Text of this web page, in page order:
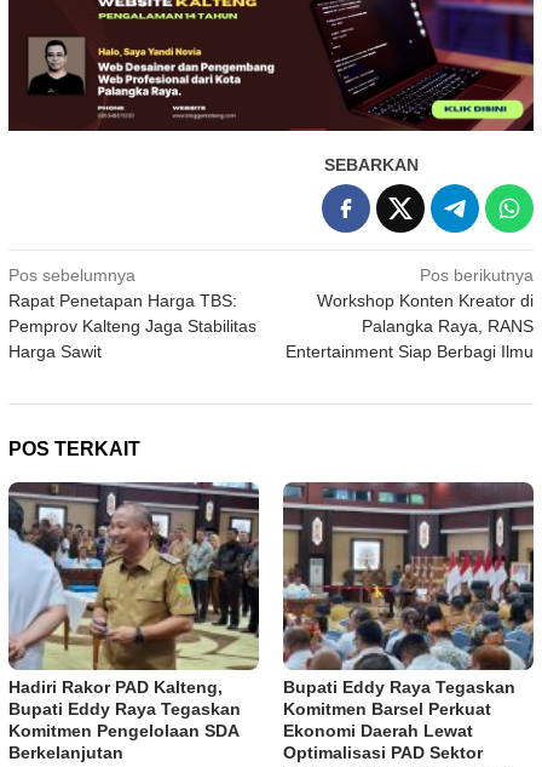
SEBARKAN
Navigasi
pos
Pos sebelumnya
Rapat Penetapan Harga TBS:
Pemprov Kalteng Jaga Stabilitas
Harga Sawit
Pos berikutnya
Workshop Konten Kreator di
Palangka Raya, RANS
Entertainment Siap Berbagi Ilmu
POS TERKAIT
Hadiri Rakor PAD Kalteng,
Bupati Eddy Raya Tegaskan
Komitmen Pengelolaan SDA
Berkelanjutan
Bupati Eddy Raya Tegaskan
Komitmen Barsel Perkuat
Ekonomi Daerah Lewat
Optimalisasi PAD Sektor